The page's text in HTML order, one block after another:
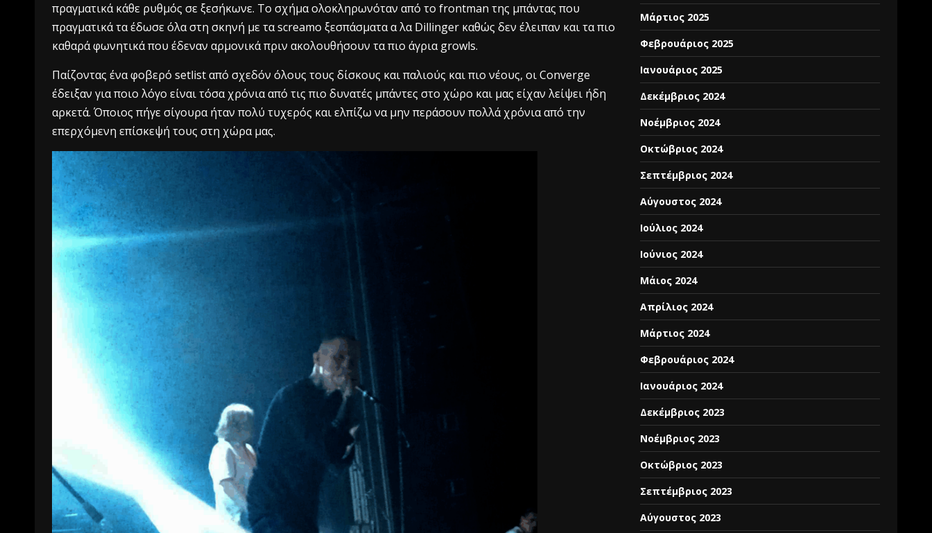
πραγματικά κάθε ρυθμός σε ξεσήκωνε. Το σχήμα ολοκληρωνόταν από το frontman της μπάντας που
πραγματικά τα έδωσε όλα στη σκηνή με τα screamo ξεσπάσματα α λα Dillinger καθώς δεν έλειπαν και τα πιο
καθαρά φωνητικά που έδεναν αρμονικά πριν ακολουθήσουν τα πιο άγρια growls.
Παίζοντας ένα φοβερό setlist από σχεδόν όλους τους δίσκους και παλιούς και πιο νέους, οι Converge
έδειξαν για ποιο λόγο είναι τόσα χρόνια από τις πιο δυνατές μπάντες στο χώρο και μας είχαν λείψει ήδη
αρκετά. Όποιος πήγε σίγουρα ήταν πολύ τυχερός και ελπίζω να μην περάσουν πολλά χρόνια από την
επερχόμενη επίσκεψή τους στη χώρα μας.
Μάρτιος 2025
Φεβρουάριος 2025
Ιανουάριος 2025
Δεκέμβριος 2024
Νοέμβριος 2024
Οκτώβριος 2024
Σεπτέμβριος 2024
Αύγουστος 2024
Ιούλιος 2024
Ιούνιος 2024
Μάιος 2024
Απρίλιος 2024
Μάρτιος 2024
Φεβρουάριος 2024
Ιανουάριος 2024
Δεκέμβριος 2023
Νοέμβριος 2023
Οκτώβριος 2023
Σεπτέμβριος 2023
Αύγουστος 2023